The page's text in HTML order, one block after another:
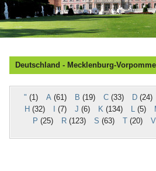
Deutschland - Mecklenburg-
" (1) A(61) B (19) C(33) D(24)
H (32) (7) J (6) K(134) L(5)
P (25) R(123) S (63) T(20) V